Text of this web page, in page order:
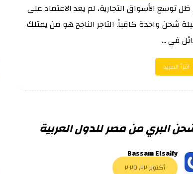
توسع الأسواق التجارية، لم يعد الاعتماد على
شحن واحدة كافياً. التاجر الناجح هو من يمتلك
في ...
اقرأ المزيد
البري من مصر للدول العربية
Bassam Elsaify
أكتوبر ٢٢, ٢٠٢٥